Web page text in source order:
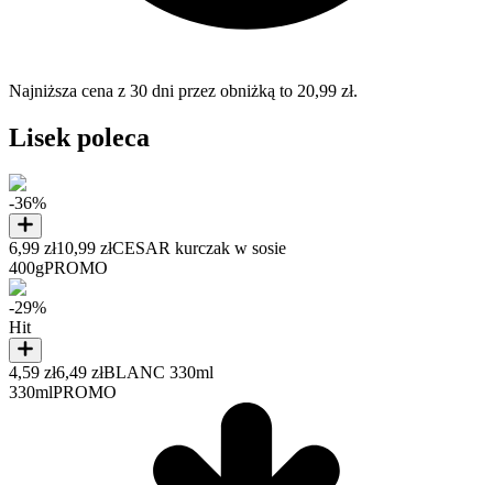
Najniższa cena z 30 dni przez obniżką to 20,99 zł.
Lisek poleca
-36%
6,99 zł10,99 złCESAR kurczak w sosie
400gPROMO
-29%
Hit
4,59 zł6,49 złBLANC 330ml
330mlPROMO